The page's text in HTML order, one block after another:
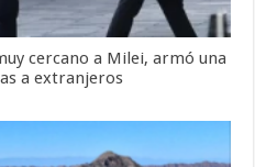
cercano a Milei, armó una
a extranjeros